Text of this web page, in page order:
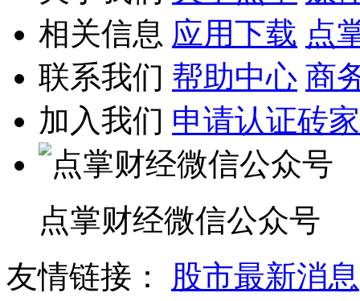
相关信息 应用下载 点
联系我们 帮助中心 商
加入我们 申请认证砖家
点掌财经微信公众号
友情链接：
股市最新消息